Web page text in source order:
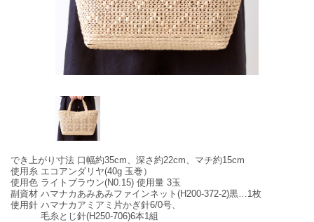
でき上がり寸法 口幅約35cm、深さ約22cm、マチ約15cm
使用糸 エコアンダリヤ(40g 玉巻）
使用色 ライトブラウン(N0.15) 使用量 3玉
副資材 ハマナカあみあみファインネット(H200-372-2)黒…1枚
使用針 ハマナカアミアミ片かぎ針6/0号、
毛糸とじ針(H250-706)6本1組